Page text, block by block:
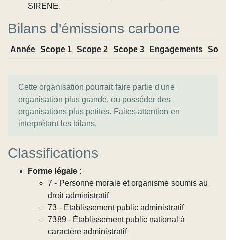
SIRENE.
Bilans d'émissions carbone
Année Scope 1 Scope 2 Scope 3 Engagements
Cette organisation pourrait faire partie d'une
organisation plus grande, ou posséder des
organisations plus petites. Faites attention en
interprétant les bilans.
Classifications
Forme légale :
7 - Personne morale et organisme soumis au
droit administratif
73 - Etablissement public administratif
7389 - Établissement public national à
caractère administratif